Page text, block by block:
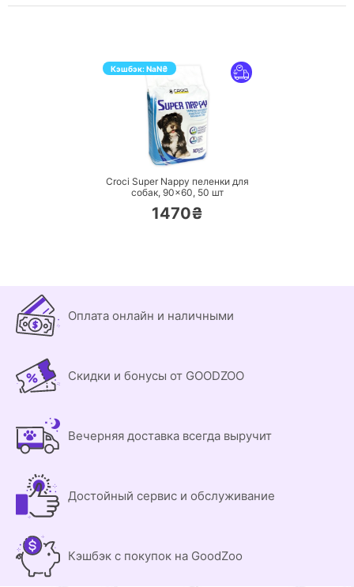
Кэшбэк:NaN₴
ПЕРЕЙТИ
Croci Super Nappy пеленки для
собак, 90×60, 50 шт
1470₴
Оплата онлайн и наличными
Скидки и бонусы от GOODZOO
Вечерняя доставка всегда выручит
Достойный сервис и обслуживание
Кэшбэк с покупок на GoodZoo